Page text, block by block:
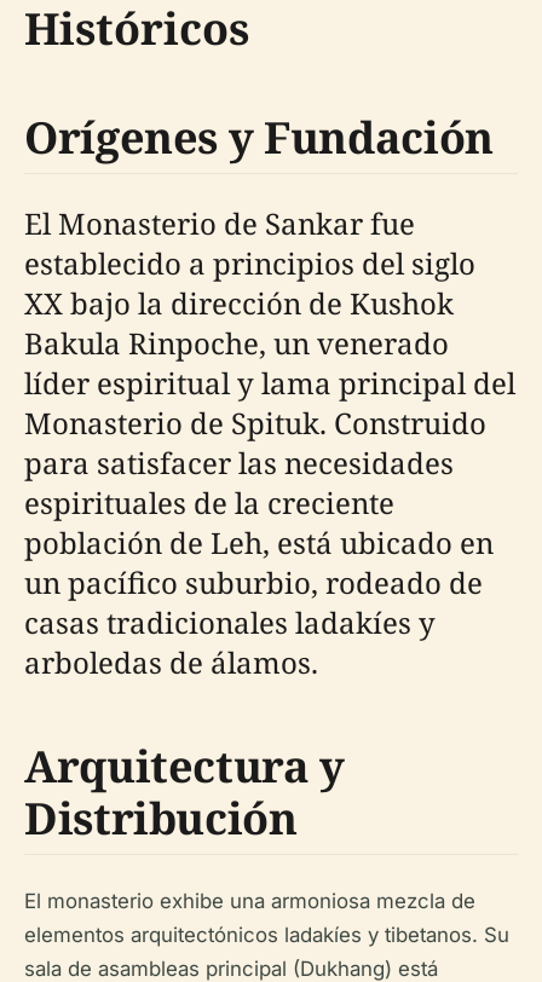
Históricos
Orígenes y Fundación
El Monasterio de Sankar fue
establecido a principios del siglo
XX bajo la dirección de Kushok
Bakula Rinpoche, un venerado
líder espiritual y lama principal del
Monasterio de Spituk. Construido
para satisfacer las necesidades
espirituales de la creciente
población de Leh, está ubicado en
un pacífico suburbio, rodeado de
casas tradicionales ladakíes y
arboledas de álamos.
Arquitectura y
Distribución
El monasterio exhibe una armoniosa mezcla de
elementos arquitectónicos ladakíes y tibetanos. Su
sala de asambleas principal (Dukhang) está